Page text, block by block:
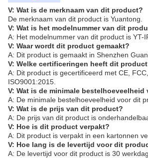
V: Wat is de merknaam van dit product?
De merknaam van dit product is Yuantong.
V: Wat is het modelnummer van dit
A: Het modelnummer van dit product is YT-
V: Waar wordt dit product gemaakt?
A: Dit product is gemaakt in Shenzhen
V: Welke certificeringen heeft dit
A: Dit product is gecertificeerd met CE,
ISO9001:2015.
V: Wat is de minimale
A: De minimale bestelhoeveelheid voor dit
V: Wat is de prijs van dit product?
A: De prijs van dit product is
V: Hoe is dit product verpakt?
A: Dit product is verpakt in een kartonnen
V: Hoe lang is de levertijd voor dit
A: De levertijd voor dit product is 30